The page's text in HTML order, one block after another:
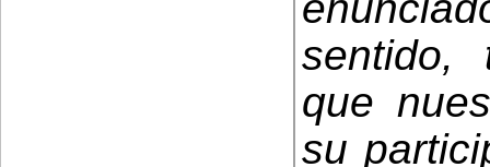
sentido,
que
su